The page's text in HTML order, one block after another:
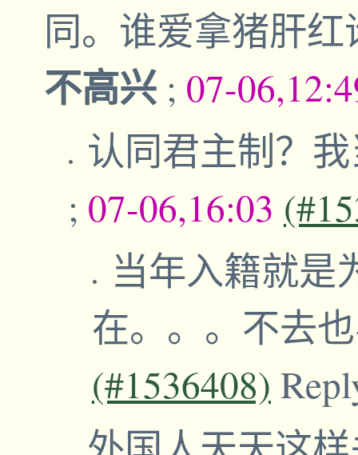
同。谁爱拿猪肝
不高兴 ; 07-
认同君主制？
; 07-06,16:03
当年入籍就是
在。。。不去
(#1536408)